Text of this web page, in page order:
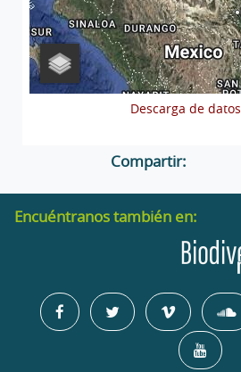
Descarga de datos
Compartir:
Encuéntranos también en: